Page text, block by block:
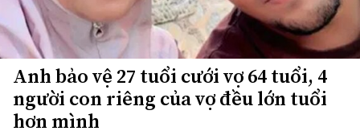
Anh bảo vệ 27 tuổi cưới vợ 64 tuổi, 4
người con riêng của vợ đều lớn tuổi
hơn mình